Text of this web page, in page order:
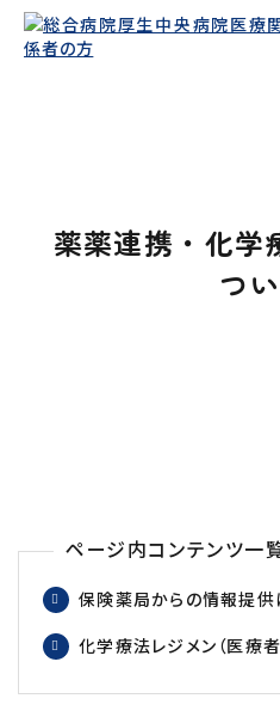
薬薬連携・化学
つ
ページ内コンテンツ⼀
保険薬局からの情報提供
化学療法レジメン（医療者